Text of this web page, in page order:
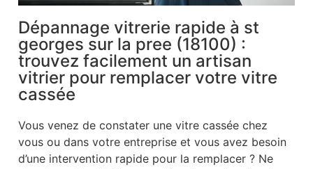
Dépannage vitrerie rapide à st
georges sur la pree (18100) :
trouvez facilement un artisan
vitrier pour remplacer votre vitre
cassée
Vous venez de constater une vitre cassée chez
vous ou dans votre entreprise et vous avez besoin
d’une intervention rapide pour la remplacer ? Ne